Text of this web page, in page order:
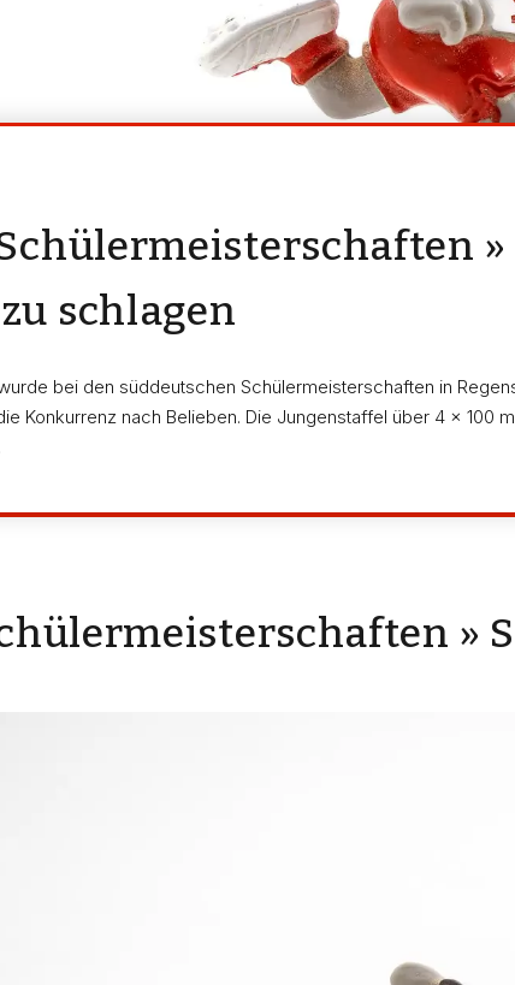
»
schlagen
bei den süddeutschen Schülermeisterschaften in
Konkurrenz nach Belieben. Die Jungenstaffel über 4 x 100
»
dieser Veranstaltung in den